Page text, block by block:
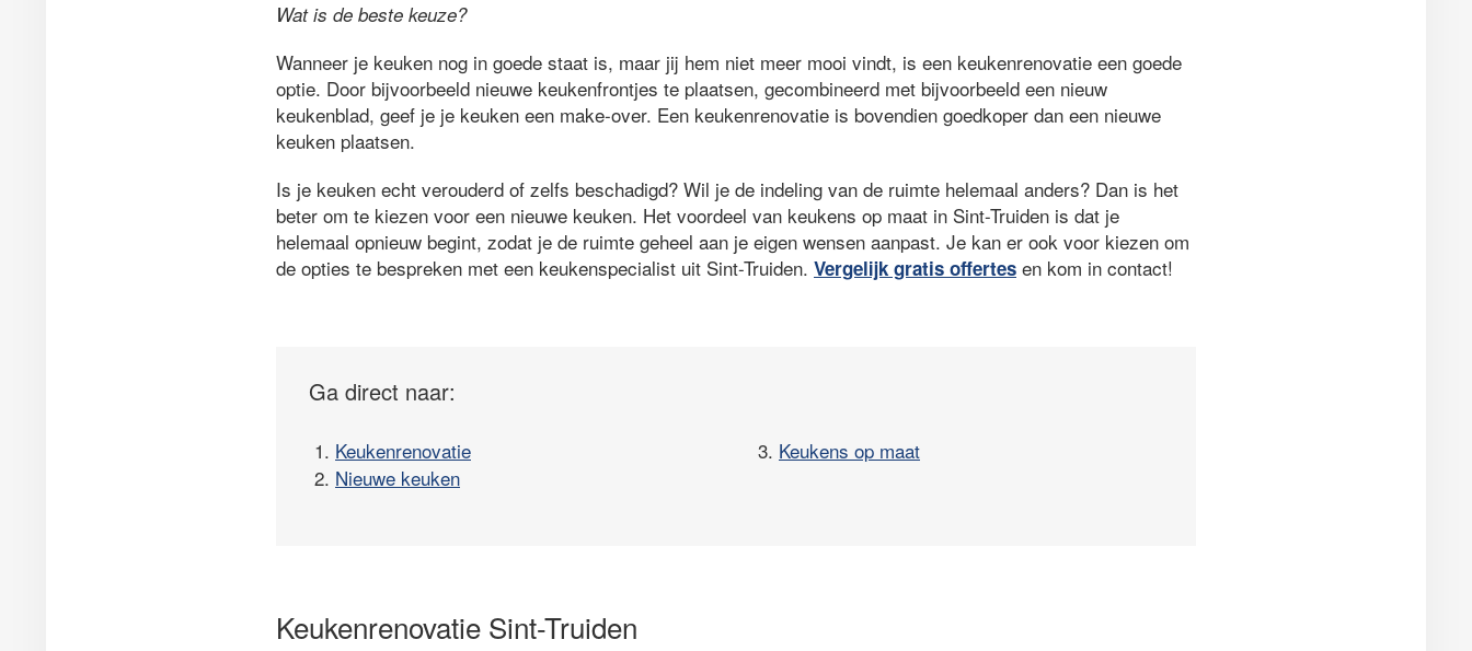
Wat is de beste keuze?
Wanneer je keuken nog in goede staat is, maar jij hem niet meer mooi vindt, is een keukenrenovatie een goede
optie. Door bijvoorbeeld nieuwe keukenfrontjes te plaatsen, gecombineerd met bijvoorbeeld een nieuw
keukenblad, geef je je keuken een make-over. Een keukenrenovatie is bovendien goedkoper dan een nieuwe
keuken plaatsen.
Is je keuken echt verouderd of zelfs beschadigd? Wil je de indeling van de ruimte helemaal anders? Dan is het
beter om te kiezen voor een nieuwe keuken. Het voordeel van keukens op maat in Sint-Truiden is dat je
helemaal opnieuw begint, zodat je de ruimte geheel aan je eigen wensen aanpast. Je kan er ook voor kiezen om
de opties te bespreken met een keukenspecialist uit Sint-Truiden. Vergelijk gratis offertes en kom in contact!
Ga direct naar:
1. Keukenrenovatie
2. Nieuwe keuken
3. Keukens op maat
Keukenrenovatie Sint-Truiden